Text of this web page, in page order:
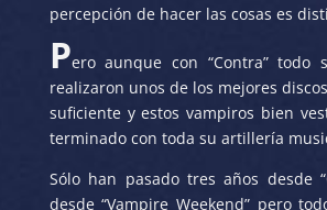
percepción de hacer las cosas es
Pero aunque con “Contra” todo
realizaron unos de los mejores
suficiente y estos vampiros bien
terminado con toda su artillería
Sólo han pasado tres años desde
desde “Vampire Weekend” pero